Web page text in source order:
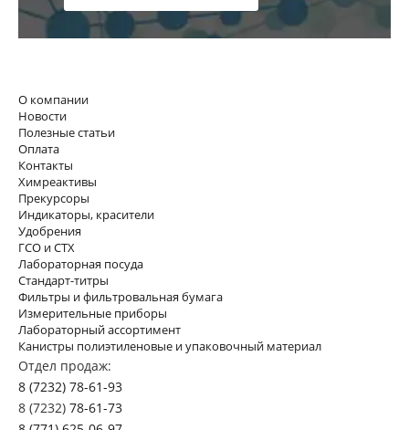
О компании
Новости
Полезные статьи
Оплата
Контакты
Химреактивы
Прекурсоры
Индикаторы, красители
Удобрения
ГСО и СТХ
Лабораторная посуда
Стандарт-титры
Фильтры и фильтровальная бумага
Измерительные приборы
Лабораторный ассортимент
Канистры полиэтиленовые и упаковочный материал
Отдел продаж:
8 (7232) 78-61-93
8 (7232) 78-61-73